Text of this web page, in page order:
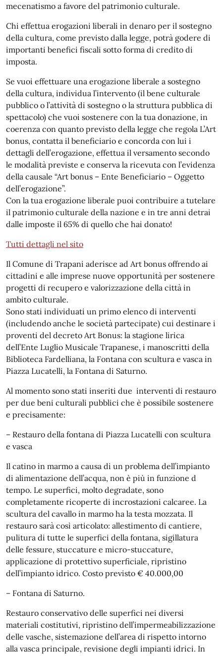
mecenatismo a favore del patrimonio culturale.
Chi effettua erogazioni liberali in denaro per il sostegno
della cultura, come previsto dalla legge, potrà godere di
importanti benefici fiscali sotto forma di credito di
imposta.
Se vuoi effettuare una erogazione liberale a sostegno
della cultura, individua l’intervento (il bene culturale
pubblico o l’attività di sostegno o la struttura pubblica di
spettacolo) che vuoi sostenere con la tua donazione, in
coerenza con quanto previsto della legge che regola L’Art
bonus, contatta il beneficiario e concorda con lui i
dettagli dell’erogazione, effettua il versamento secondo
le modalità previste e conserva la ricevuta con l’evidenza
della causale “Art bonus – Ente Beneficiario – Oggetto
dell’erogazione”.
Con la tua erogazione liberale puoi contribuire a tutelare
il patrimonio culturale della nazione e in tre anni detrai
dalle imposte il 65% di quello che hai donato!
Tutti dettagli nel sito
Il Comune di Trapani aderisce ad Art bonus offrendo ai
cittadini e alle imprese nuove opportunità per sostenere
progetti di recupero e valorizzazione della città in
ambito culturale.
Sono stati individuati un primo elenco di interventi
(includendo anche le società partecipate) cui destinare i
proventi del decreto Art Bonus: la stagione lirica
dell’Ente Luglio Musicale Trapanese, i manoscritti della
Biblioteca Fardelliana, la Fontana con scultura e vasca in
Piazza Lucatelli, la Fontana di Saturno.
Al momento sono stati inseriti due interventi di restauro
per due beni culturali pubblici che è possibile sostenere
e precisamente:
– Restauro della fontana di Piazza Lucatelli con scultura
e vasca
Il catino in marmo a causa di un problema dell’impianto
di alimentazione dell’acqua, non è più in funzione d
tempo. Le superfici, molto degradate, sono
completamente ricoperte di incrostazioni calcaree. La
scultura del cavallo in marmo ha la testa mozzata. Il
restauro sarà così articolato: allestimento di cantiere,
pulitura di tutte le superfici della fontana, sigillatura
delle fessure, stuccature e micro-stuccature,
applicazione di protettivo superficiale, ripristino
dell’impianto idrico. Costo previsto € 40.000,00
– Fontana di Saturno.
Restauro conservativo delle superfici nei diversi
materiali costitutivi, ripristino dell’impermeabilizzazione
delle vasche, sistemazione dell’area di rispetto intorno
alla vasca principale, revisione degli impianti idrici. In